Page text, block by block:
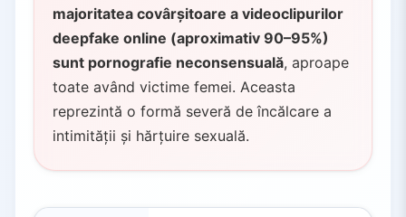
majoritatea covârșitoare a videoclipurilor
deepfake online (aproximativ 90–95%)
sunt pornografie neconsensuală, aproape
toate având victime femei. Aceasta
reprezintă o formă severă de încălcare a
intimității și hărțuire sexuală.